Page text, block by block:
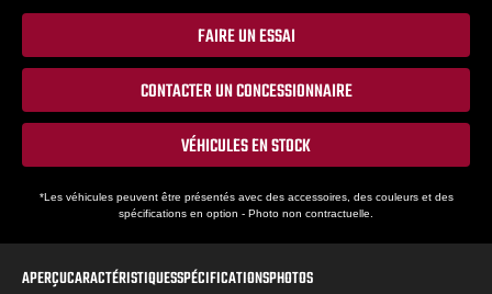
FAIRE UN ESSAI
CONTACTER UN CONCESSIONNAIRE
VÉHICULES EN STOCK
*Les véhicules peuvent être présentés avec des accessoires, des couleurs et des
spécifications en option - Photo non contractuelle.
APERÇUCARACTÉRISTIQUESSPÉCIFICATIONSPHOTOS